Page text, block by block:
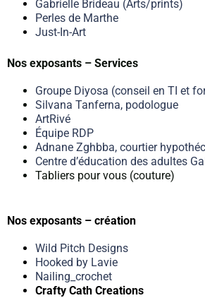
Gabrielle Brideau (Arts/prints)
Perles de Marthe
Just-In-Art
Nos exposants – Services
Groupe Diyosa (conseil en TI et
Silvana Tanferna, podologue
ArtRivé
Équipe RDP
Adnane Zghbba, courtier
Centre d’éducation des adultes
Tabliers pour vous (couture)
Nos exposants – création
Wild Pitch Designs
Hooked by Lavie
Nailing_crochet
Crafty Cath Creations